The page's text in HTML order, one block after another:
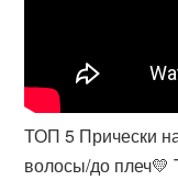
ТОП 5 Прически
волосы/до плеч💛